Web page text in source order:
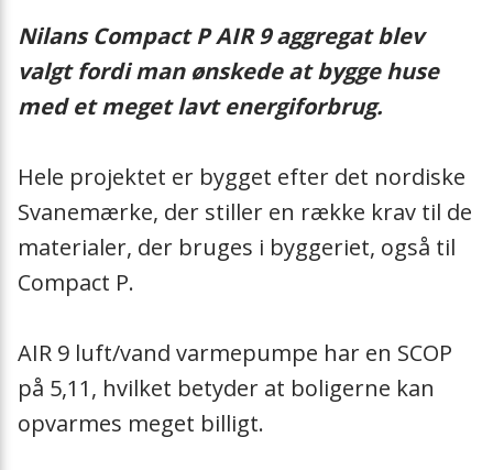
Sanitär-
Heatpipe
Nilans Compact P AIR 9 aggregat blev
valgt fordi man ønskede at bygge huse
med et meget lavt energiforbrug.
Hele projektet er bygget efter det nordiske
Svanemærke, der stiller en række krav til de
materialer, der bruges i byggeriet, også til
Compact P.
AIR 9 luft/vand varmepumpe har en SCOP
på 5,11, hvilket betyder at boligerne kan
opvarmes meget billigt.